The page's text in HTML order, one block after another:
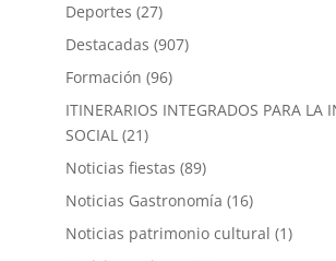
Deportes (27)
Destacadas (907)
Formación (96)
ITINERARIOS INTEGRADOS PARA LA
SOCIAL(21)
Noticias fiestas (89)
Noticias Gastronomía (16)
Noticias patrimonio cultural (1)